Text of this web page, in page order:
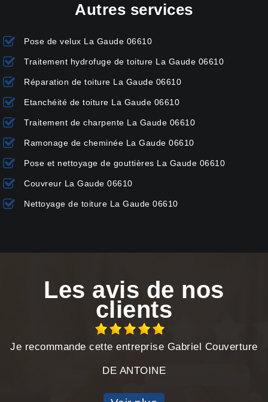
Autres services
Pose de velux La Gaude 06610
Traitement hydrofuge de toiture La Gaude 06610
Réparation de toiture La Gaude 06610
Etanchéité de toiture La Gaude 06610
Traitement de charpente La Gaude 06610
Ramonage de cheminée La Gaude 06610
Pose et nettoyage de gouttières La Gaude 06610
Couvreur La Gaude 06610
Nettoyage de toiture La Gaude 06610
Les avis de nos
clients
Je recommande cette entreprise Gabriel Couverture
DE ANTOINE